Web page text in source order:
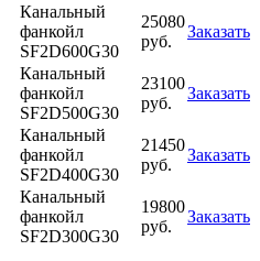
Канальный
фанкойл
SF2D600G30
25080
руб.
Заказать
Канальный
фанкойл
SF2D500G30
23100
руб.
Заказать
Канальный
фанкойл
SF2D400G30
21450
руб.
Заказать
Канальный
фанкойл
SF2D300G30
19800
руб.
Заказать